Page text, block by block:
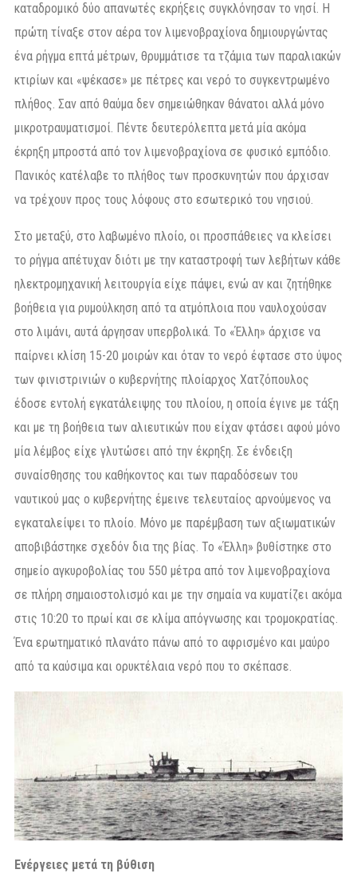
καταδρομικό δύο απανωτές εκρήξεις συγκλόνησαν το νησί. Η
πρώτη τίναξε στον αέρα τον λιμενοβραχίονα δημιουργώντας
ένα ρήγμα επτά μέτρων, θρυμμάτισε τα τζάμια των παραλιακών
κτιρίων και «ψέκασε» με πέτρες και νερό το συγκεντρωμένο
πλήθος. Σαν από θαύμα δεν σημειώθηκαν θάνατοι αλλά μόνο
μικροτραυματισμοί. Πέντε δευτερόλεπτα μετά μία ακόμα
έκρηξη μπροστά από τον λιμενοβραχίονα σε φυσικό εμπόδιο.
Πανικός κατέλαβε το πλήθος των προσκυνητών που άρχισαν
να τρέχουν προς τους λόφους στο εσωτερικό του νησιού.
Στο μεταξύ, στο λαβωμένο πλοίο, οι προσπάθειες να κλείσει
το ρήγμα απέτυχαν διότι με την καταστροφή των λεβήτων κάθε
ηλεκτρομηχανική λειτουργία είχε πάψει, ενώ αν και ζητήθηκε
βοήθεια για ρυμούλκηση από τα ατμόπλοια που ναυλοχούσαν
στο λιμάνι, αυτά άργησαν υπερβολικά. Το «Έλλη» άρχισε να
παίρνει κλίση 15-20 μοιρών και όταν το νερό έφτασε στο ύψος
των φινιστρινιών ο κυβερνήτης πλοίαρχος Χατζόπουλος
έδοσε εντολή εγκατάλειψης του πλοίου, η οποία έγινε με τάξη
και με τη βοήθεια των αλιευτικών που είχαν φτάσει αφού μόνο
μία λέμβος είχε γλυτώσει από την έκρηξη. Σε ένδειξη
συναίσθησης του καθήκοντος και των παραδόσεων του
ναυτικού μας ο κυβερνήτης έμεινε τελευταίος αρνούμενος να
εγκαταλείψει το πλοίο. Μόνο με παρέμβαση των αξιωματικών
αποβιβάστηκε σχεδόν δια της βίας. Το «Έλλη» βυθίστηκε στο
σημείο αγκυροβολίας του 550 μέτρα από τον λιμενοβραχίονα
σε πλήρη σημαιοστολισμό και με την σημαία να κυματίζει ακόμα
στις 10:20 το πρωί και σε κλίμα απόγνωσης και τρομοκρατίας.
Ένα ερωτηματικό πλανάτο πάνω από το αφρισμένο και μαύρο
από τα καύσιμα και ορυκτέλαια νερό που το σκέπασε.
Ενέργειες μετά τη βύθιση